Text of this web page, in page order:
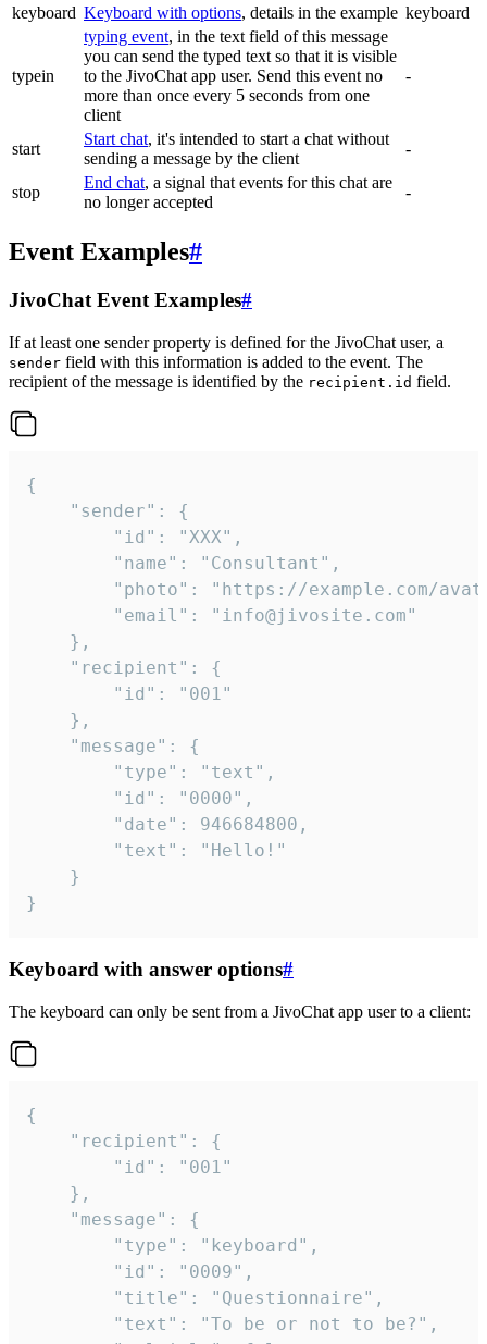
keyboard Keyboard with options, details in the example keyboard
typein
typing event, in the text field of this message
you can send the typed text so that it is visible
to the JivoChat app user. Send this event no
more than once every 5 seconds from one
client
-
start
Start chat, it's intended to start a chat without
sending a message by the client
-
stop
End chat, a signal that events for this chat are
no longer accepted
-
Event Examples#
JivoChat Event Examples#
If at least one sender property is defined for the JivoChat user, a
sender field with this information is added to the event. The
recipient of the message is identified by the recipient.id field.
{
}
Keyboard with answer options#
The keyboard can only be sent from a JivoChat app user to a client:
{